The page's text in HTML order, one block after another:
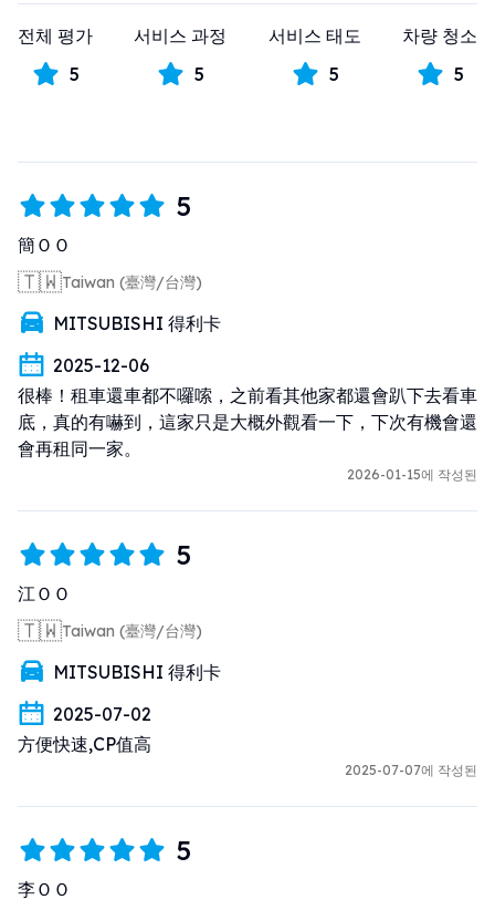
전체 평가
5
서비스 과정
5
서비스 태도
5
차량 청소
5
5
簡ＯＯ
🇹🇼Taiwan (臺灣/台灣)
MITSUBISHI 得利卡
2025-12-06
很棒！租車還車都不囉嗦，之前看其他家都還會趴下去看車
底，真的有嚇到，這家只是大概外觀看一下，下次有機會還
會再租同一家。
2026-01-15에 작성된
5
江ＯＯ
🇹🇼Taiwan (臺灣/台灣)
MITSUBISHI 得利卡
2025-07-02
方便快速,CP值高
2025-07-07에 작성된
5
李ＯＯ